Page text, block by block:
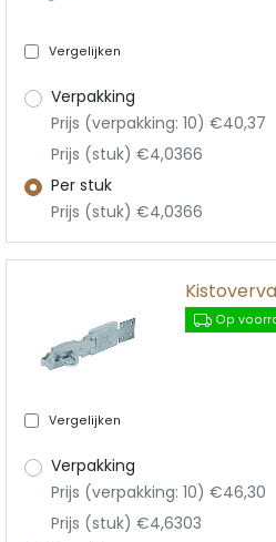
Vergelijken
Verpakking
Prijs (verpakking: 10) €40,37
Prijs (stuk) €4,0366
Per stuk
Prijs (stuk) €4,0366
Vergelijken
Op
Verpakking
Prijs (verpakking: 10) €46,30
Prijs (stuk) €4,6303